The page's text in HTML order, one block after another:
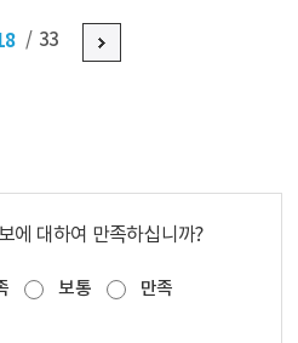
33
에 대하여 만족하십니까?
보통
만족